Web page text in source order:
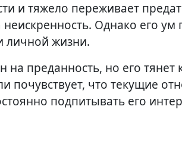
и тяжело переживает
Однако его
личной жизни.
преданность, но его тянет
что текущие
подпитывать его